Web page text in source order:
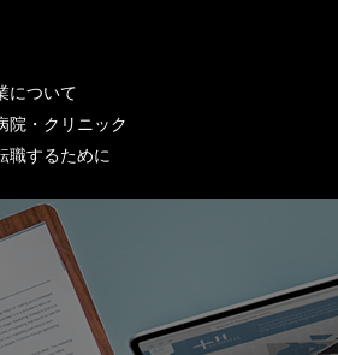
について
院・クリニック
職するために